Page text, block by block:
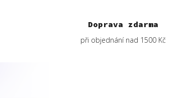
Doprava zdarma
při objednání nad 1500 Kč